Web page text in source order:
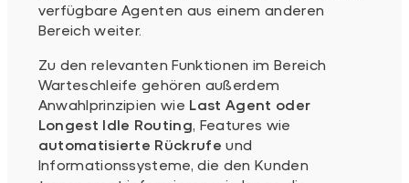
verfügbare Agenten aus einem anderen
Bereich weiter.
Zu den relevanten Funktionen im Bereich
Warteschleife gehören außerdem
Anwahlprinzipien wie Last Agent oder
Longest Idle Routing, Features wie
automatisierte Rückrufe und
Informationssysteme, die den Kunden